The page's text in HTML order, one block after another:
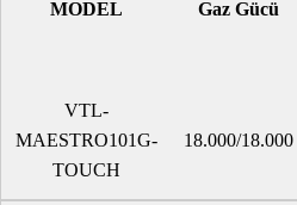
MODEL Gaz Gücü
VTL-
MAESTRO101G-
TOUCH
18.000/18.000